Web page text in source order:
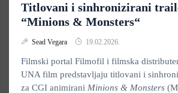
Titlovani i sinhronizirani
“Minions & Monsters“
Sead Vegara 19.02.2026.
Filmski portal Filmofil i filmska
UNA film predstavljaju titlovani i
za CGI animirani Minions & Monsters